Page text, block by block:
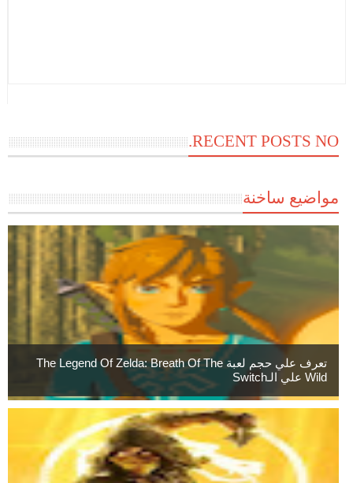
RECENT POSTS NO.
مواضيع ساخنة
تعرف علي حجم لعبة The Legend Of Zelda: Breath Of The
Wild علي الـSwitch